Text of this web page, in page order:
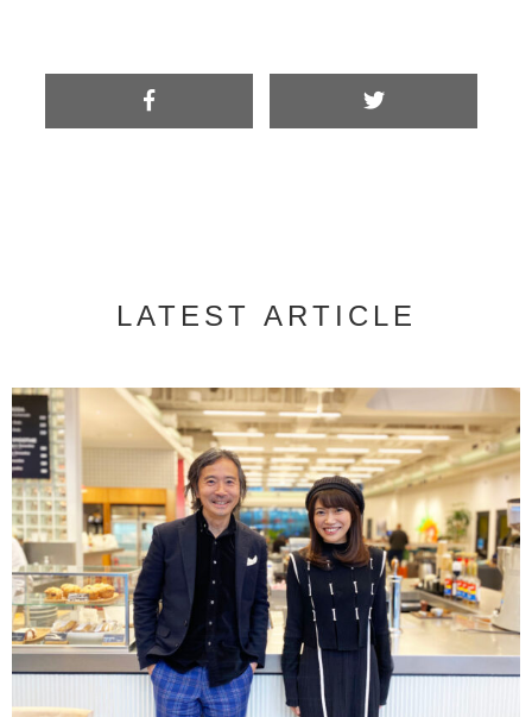
LATEST ARTICLE